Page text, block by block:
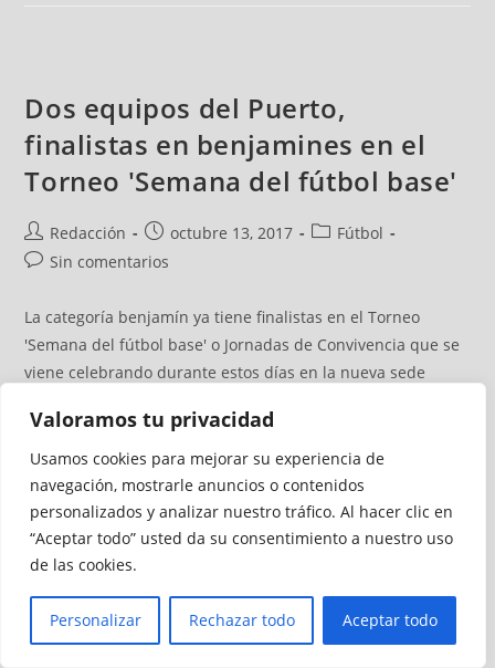
Valoramos tu privacidad
Usamos cookies para mejorar su experiencia de
navegación, mostrarle anuncios o contenidos
personalizados y analizar nuestro tráfico. Al hacer clic en
“Aceptar todo” usted da su consentimiento a nuestro uso
de las cookies.
Personalizar Rechazar todo Aceptar todo
Dos equipos del Puerto,
finalistas en benjamines en el
Torneo 'Semana del fútbol base'
Redacción octubre 13, 2017
Fútbol
Sin comentarios
La categoría benjamín ya tiene finalistas en el Torneo
'Semana del fútbol base' o Jornadas de Convivencia que se
viene celebrando durante estos días en la nueva sede
tres días de intensa actividad con la disputa de la fase de
grupos y las eliminatorias donde los jugadores hicieron
vibrar al público, Puerto Atlético y CD Puerto se medirán en
la final.
Continuar Leyendo